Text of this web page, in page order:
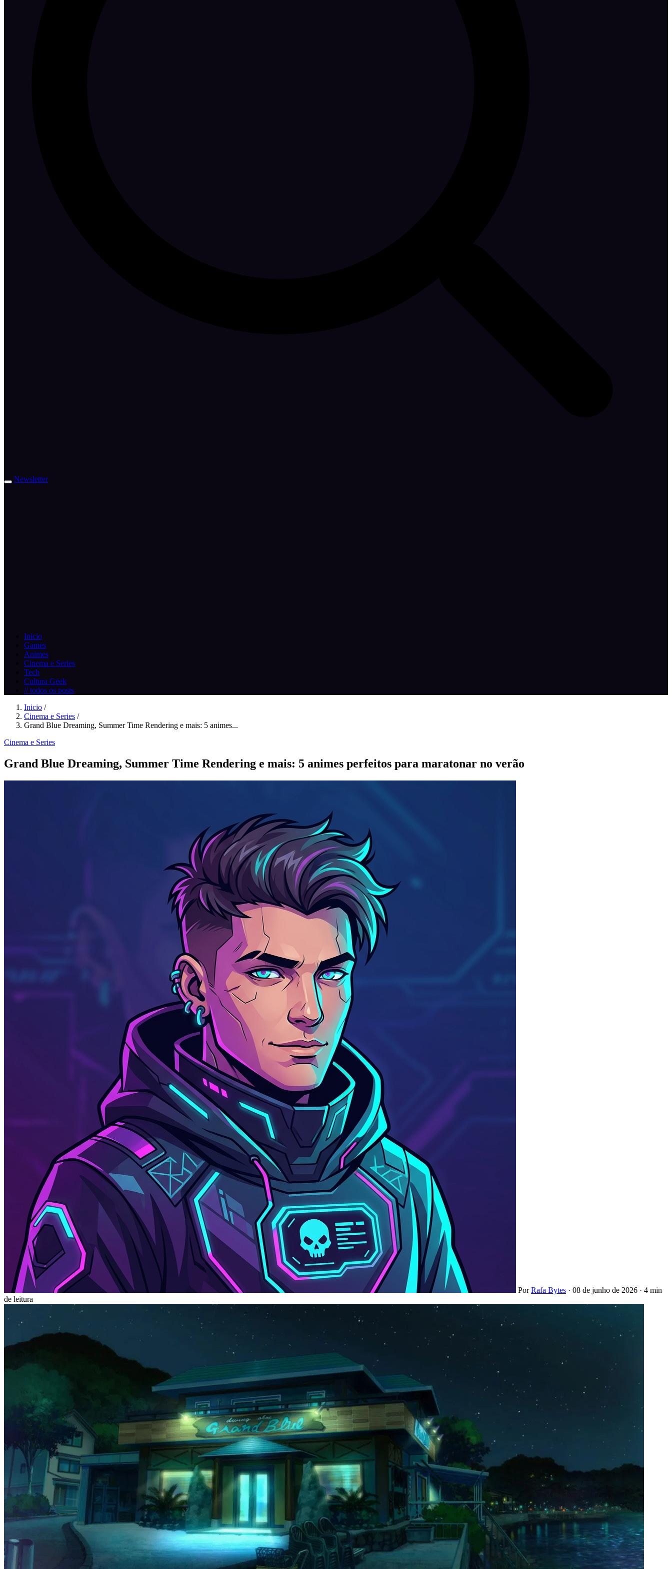
Newsletter
Inicio
Games
Animes
Cinema e Series
Tech
Cultura Geek
// todos os posts
Inicio /
Cinema e Series /
Grand Blue Dreaming, Summer Time Rendering e mais: 5 animes...
Cinema e Series
Grand Blue Dreaming, Summer Time Rendering e mais: 5 animes perfeitos para maratonar no verão
PorRafa Bytes · 08 de junho de 2026 · 4 min
de leitura